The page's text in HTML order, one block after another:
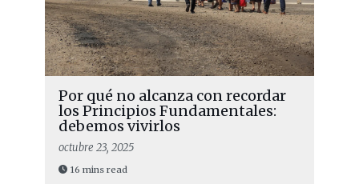
Por qué no alcanza con recordar
los Principios Fundamentales:
debemos vivirlos
octubre 23, 2025
16 mins read